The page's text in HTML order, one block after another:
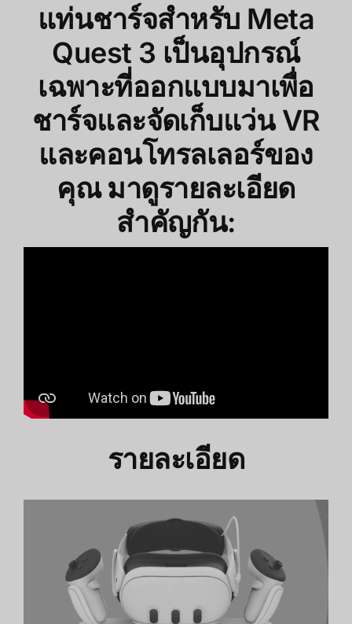
แท่นชาร์จสำหรับ Meta
Quest 3 เป็นอุปกรณ์
เฉพาะที่ออกแบบมาเพื่อ
ชาร์จและจัดเก็บแว่น VR
และคอนโทรลเลอร์ของ
คุณ มาดูรายละเอียด
สำคัญกัน:
รายละเอียด